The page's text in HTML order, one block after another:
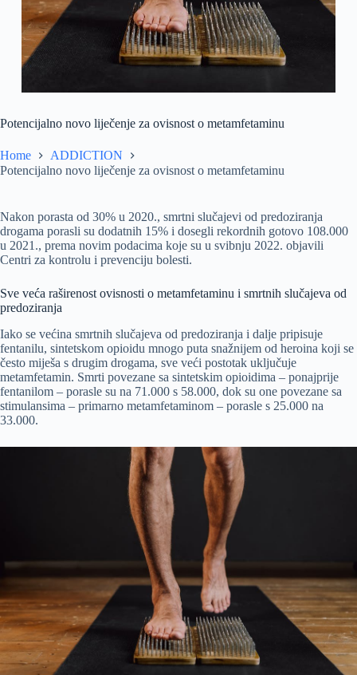
Potencijalno novo liječenje za ovisnost o metamfetaminu
Home
ADDICTION
Potencijalno novo liječenje za ovisnost o metamfetaminu
Nakon porasta od 30% u 2020., smrtni slučajevi od predoziranja
drogama porasli su dodatnih 15% i dosegli rekordnih gotovo 108.000
u 2021., prema novim podacima koje su u svibnju 2022. objavili
Centri za kontrolu i prevenciju bolesti.
Sve veća raširenost ovisnosti o metamfetaminu i smrtnih slučajeva od
predoziranja
Iako se većina smrtnih slučajeva od predoziranja i dalje pripisuje
fentanilu, sintetskom opioidu mnogo puta snažnijem od heroina koji se
često miješa s drugim drogama, sve veći postotak uključuje
metamfetamin. Smrti povezane sa sintetskim opioidima – ponajprije
fentanilom – porasle su na 71.000 s 58.000, dok su one povezane sa
stimulansima – primarno metamfetaminom – porasle s 25.000 na
33.000.